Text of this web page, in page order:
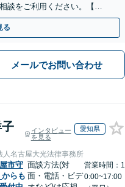
談をご利用ください。【不
る
メールでお問い合わせ
インタビュー
を見る
愛知県
人名古屋大光法律事務所
市守
からも
面談方法(対
面・電話・ビデ
営業時間：1
0:00~17:00